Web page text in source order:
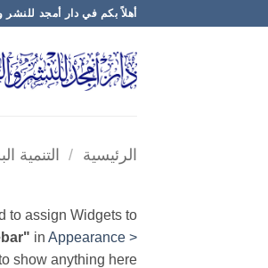
أهلاً بكم في دار أمجد للنشر
الرئيسية / التنمية
to assign Widgets to
in Appearance >
show anything here